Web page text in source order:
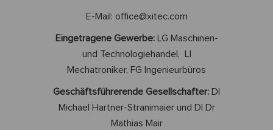
E-Mail: office@xitec.com
Eingetragene Gewerbe:LG Maschinen-
und Technologiehandel, LI
Mechatroniker, FG Ingenieurbüros
Geschäftsführerende Gesellschafter: DI
Michael Hartner-Stranimaier und DI Dr
Mathias Mair